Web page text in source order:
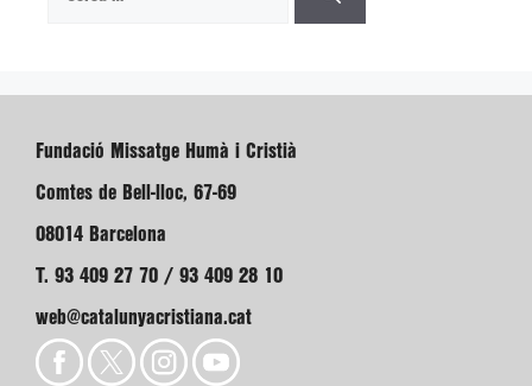
Fundació Missatge Humà i Cristià
Comtes de Bell-lloc, 67-69
08014 Barcelona
T. 93 409 27 70 / 93 409 28 10
web@catalunyacristiana.cat